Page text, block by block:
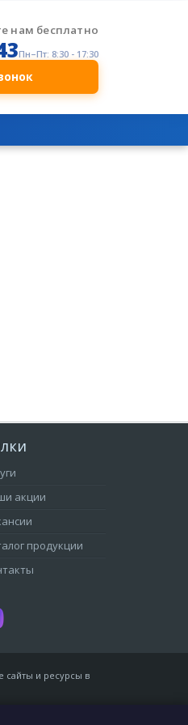
нам бесплатно
Пн–Пт: 8:30 - 17:30
акции
продукции
сайты и ресурсы в